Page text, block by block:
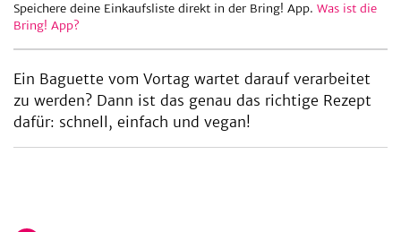
Speichere deine Einkaufsliste direkt in der Bring! App. Was ist die
Bring! App?
Ein Baguette vom Vortag wartet darauf verarbeitet
zu werden? Dann ist das genau das richtige Rezept
dafür: schnell, einfach und vegan!